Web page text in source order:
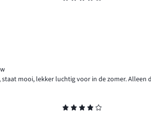
mooi, lekker luchtig voor in de zomer.